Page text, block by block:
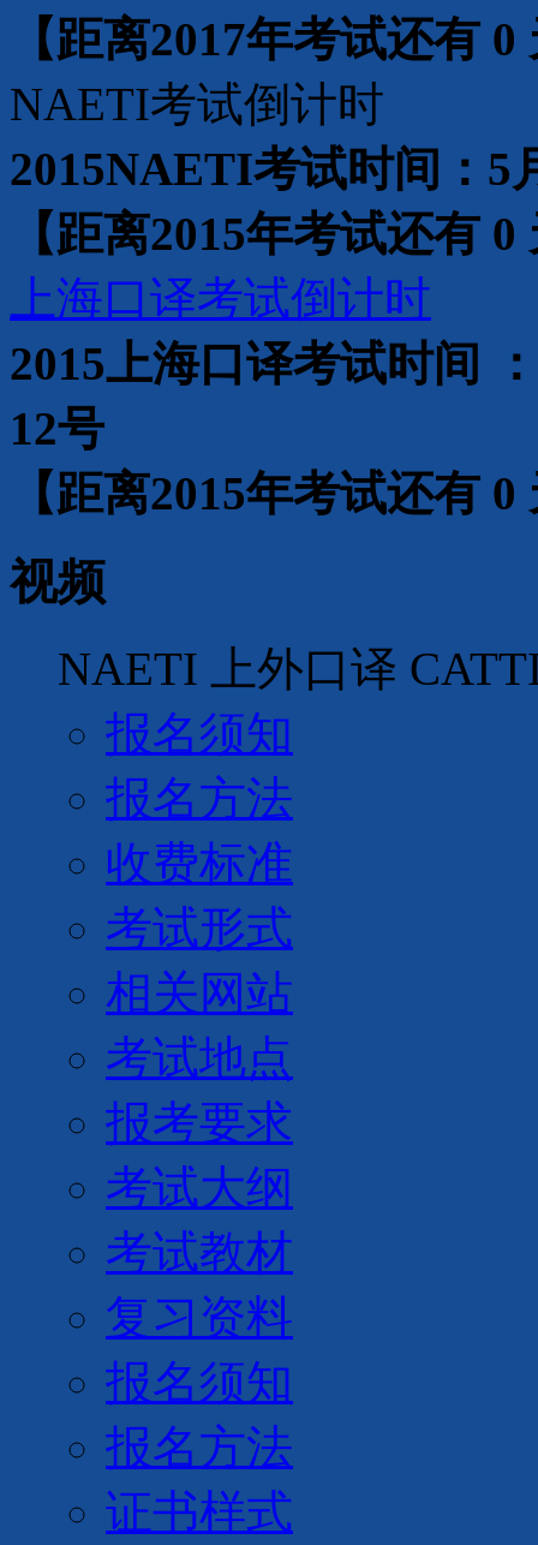
【距离2017年考试还有 0
NAETI考试倒计时
2015NAETI考试时间：5
【距离2015年考试还有 0
上海口译考试倒计时
2015上海口译考试时间
12号
【距离2015年考试还有 0
视频
NAETI 上外口译
报名须知
报名方法
收费标准
考试形式
相关网站
考试地点
报考要求
考试大纲
考试教材
复习资料
报名须知
报名方法
证书样式